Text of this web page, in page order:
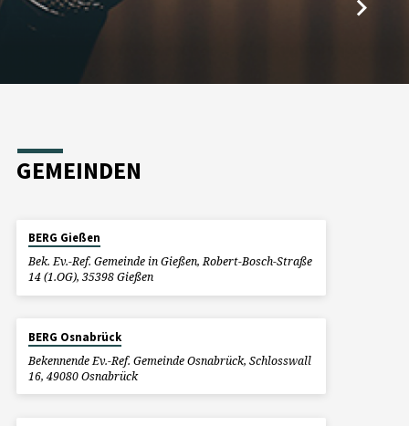
GEMEINDEN
BERG Gießen
Bek. Ev.-Ref. Gemeinde in Gießen, Robert-Bosch-Straße
14 (1.OG), 35398 Gießen
BERG Osnabrück
Bekennende Ev.-Ref. Gemeinde Osnabrück, Schlosswall
16, 49080 Osnabrück